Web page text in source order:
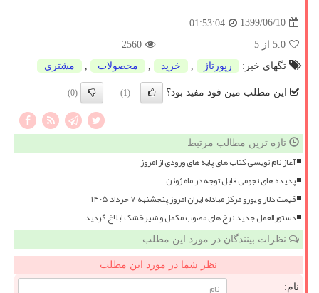
1399/06/10
01:53:04
5.0 از 5
2560
تگهای خبر:
رپورتاژ خرید محصولات مشتری
این مطلب مین فود مفید بود؟ (1)
(0)
تازه ترین مطالب مرتبط
آغاز نام نویسی کتاب های پایه های ورودی از امروز
پدیده های نجومی قابل توجه در ماه ژوئن
قیمت دلار و یورو مرکز مبادله ایران امروز پنجشنبه ۷ خرداد ۱۴۰۵
دستورالعمل جدید نرخ های مصوب مکمل و شیرخشک ابلاغ گردید
نظرات بینندگان در مورد این مطلب
نظر شما در مورد این مطلب
نام: